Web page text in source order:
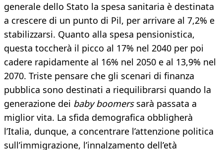
generale dello Stato la spesa sanitaria è destinata
a crescere di un punto di Pil, per arrivare al 7,2% e
stabilizzarsi. Quanto alla spesa pensionistica,
questa toccherà il picco al 17% nel 2040 per poi
cadere rapidamente al 16% nel 2050 e al 13,9% nel
2070. Triste pensare che gli scenari di finanza
pubblica sono destinati a riequilibrarsi quando la
generazione dei baby boomers sarà passata a
miglior vita. La sfida demografica obbligherà
l’Italia, dunque, a concentrare l’attenzione politica
sull’immigrazione, l’innalzamento dell’età